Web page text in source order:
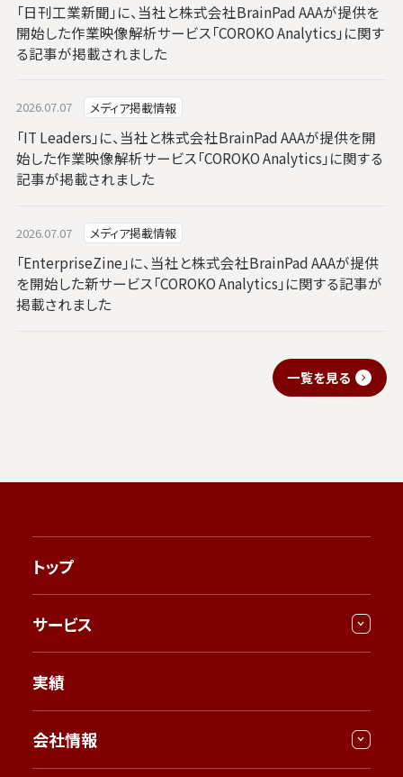
「日刊工業新聞」に、当社と株式会社BrainPad AAAが提供を
開始した作業映像解析サービス「COROKO Analytics」に関す
る記事が掲載されました
2026.07.07 メディア掲載情報
「IT Leaders」に、当社と株式会社BrainPad AAAが提供を開
始した作業映像解析サービス「COROKO Analytics」に関する
記事が掲載されました
2026.07.07 メディア掲載情報
「EnterpriseZine」に、当社と株式会社BrainPad AAAが提供
を開始した新サービス「COROKO Analytics」に関する記事が
掲載されました
一覧を見る
トップ
サービス
実績
会社情報